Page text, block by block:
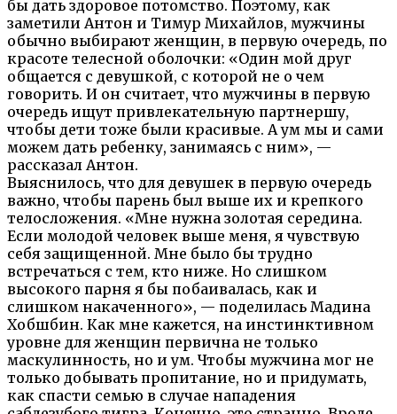
бы дать здоровое потомство. Поэтому, как
заметили Антон и Тимур Михайлов, мужчины
обычно выбирают женщин, в первую очередь, по
красоте телесной оболочки: «Один мой друг
общается с девушкой, с которой не о чем
говорить. И он считает, что мужчины в первую
очередь ищут привлекательную партнершу,
чтобы дети тоже были красивые. А ум мы и сами
можем дать ребенку, занимаясь с ним», —
рассказал Антон.
Выяснилось, что для девушек в первую очередь
важно, чтобы парень был выше их и крепкого
телосложения. «Мне нужна золотая середина.
Если молодой человек выше меня, я чувствую
себя защищенной. Мне было бы трудно
встречаться с тем, кто ниже. Но слишком
высокого парня я бы побаивалась, как и
слишком накаченного», — поделилась Мадина
Хобшбин. Как мне кажется, на инстинктивном
уровне для женщин первична не только
маскулинность, но и ум. Чтобы мужчина мог не
только добывать пропитание, но и придумать,
как спасти семью в случае нападения